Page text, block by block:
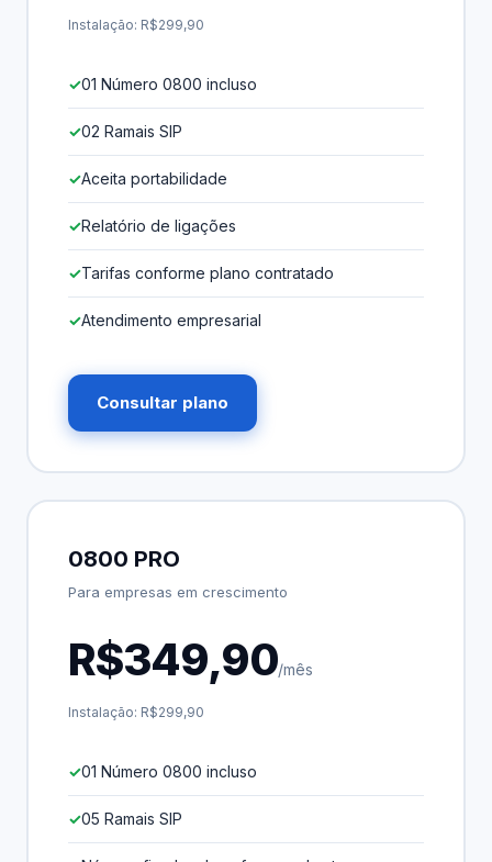
Instalação: R$299,90
01 Número 0800 incluso
02 Ramais SIP
Aceita portabilidade
Relatório de ligações
Tarifas conforme plano contratado
Atendimento empresarial
Consultar plano
0800 PRO
Para empresas em crescimento
R$349,90/mês
Instalação: R$299,90
01 Número 0800 incluso
05 Ramais SIP